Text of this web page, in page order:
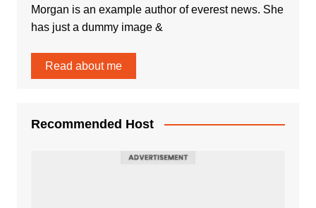
Morgan is an example author of everest news. She
has just a dummy image &
Read about me
Recommended Host